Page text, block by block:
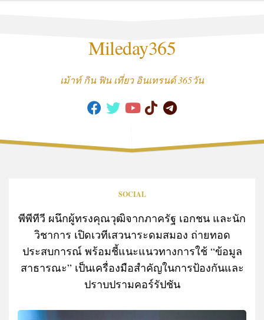
Mileday365
เม้าท์ กิน ฟิน เที่ยว อินเทรนด์ 365วัน
SOCIAL
พีพีทีวี ผนึกผู้ทรงคุณวุฒิจากภาครัฐ เอกชน และนัก
วิชาการ เปิดเวทีเสวนาระดมสมอง ถ่ายทอด
ประสบการณ์ พร้อมชี้แนะแนวทางการใช้ “ข้อมูล
สาธารณะ” เป็นเครื่องมือสำคัญในการป้องกันและ
ปราบปรามคอร์รัปชัน